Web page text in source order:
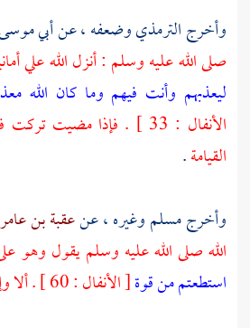
وأخرجالترمذيوضعفه ، عنأبي
صلى الله عليه وسلم : أنزل الله علي
ليعذبهم وأنت فيهم وما كان الله
الأنفال : 33 ] . فإذا مضيت
القيامة.
وأخرجمسلموغيره ، عنعقبة بن
الله صلى الله عليه وسلم يقول وهو
استطعتم من قوة[ الأنفال : 60 ] . ألا وإن